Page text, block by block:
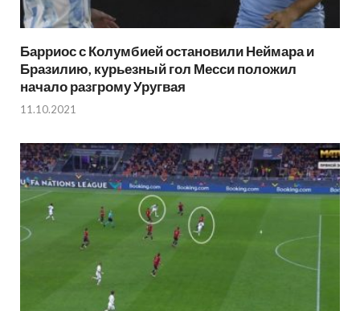
Барриос с Колумбией остановили Неймара и
Бразилию, курьезный гол Месси положил
начало разгрому Уругвая
11.10.2021